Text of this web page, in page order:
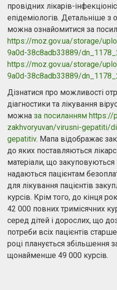
провідних лікарів-
епідеміологів. Детальніше
можна ознайомитися за
https://moz.gov.ua/storage/
9a0d-38c8adb33889/
https://moz.gov.ua/storage/
9a0d-38c8adb33889/
Дізнатися про можливості
діагностики та лікування
можна за посиланням https://
zakhvoryuvan/virusni-gepatiti/
gepatitiv. Мапа відображає
до яких поставляються
матеріали, що
надаються пацієнтам
для лікування пацієнтів
курсів. Крім того, до кінця
42 000 повних тримісячних
серед дітей і дорослих, що
потреби всіх пацієнтів
році планується збільшення
щонайменше 49 000 курсів.